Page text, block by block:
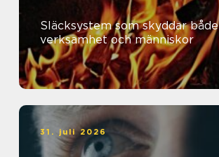
Släcksystem som skyddar både
verksamhet och människor
31. juli 2026